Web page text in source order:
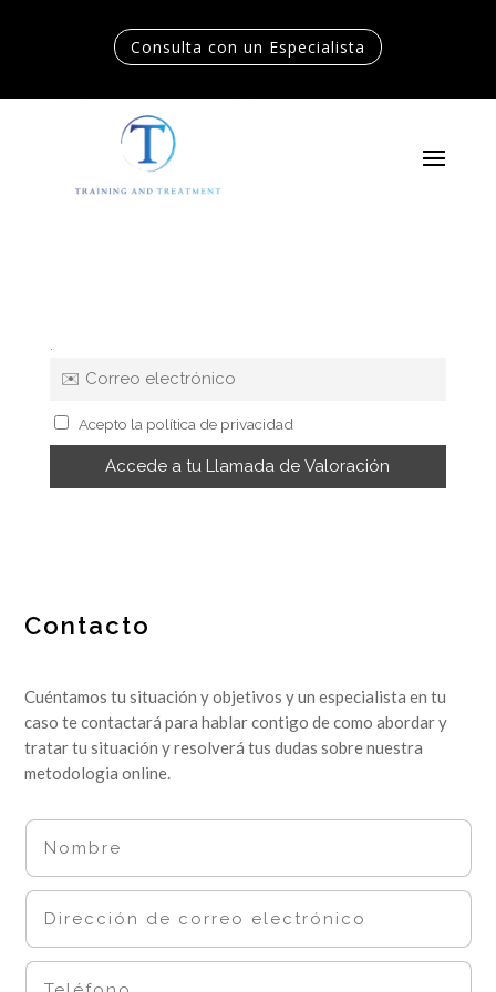
Consulta con un Especialista
Consulta con un Especialista
Acepto la política de privacidad
Contacto
Cuéntamos tu situación y objetivos y un especialista en tu
caso te contactará para hablar contigo de como abordar y
tratar tu situación y resolverá tus dudas sobre nuestra
metodologia online.